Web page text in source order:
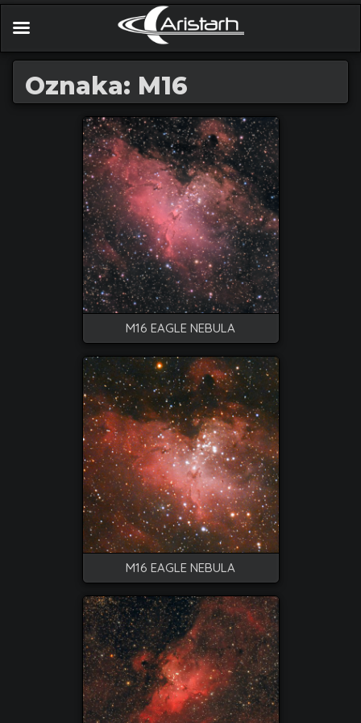
Oznaka: M16
M16 EAGLE NEBULA
M16 EAGLE NEBULA